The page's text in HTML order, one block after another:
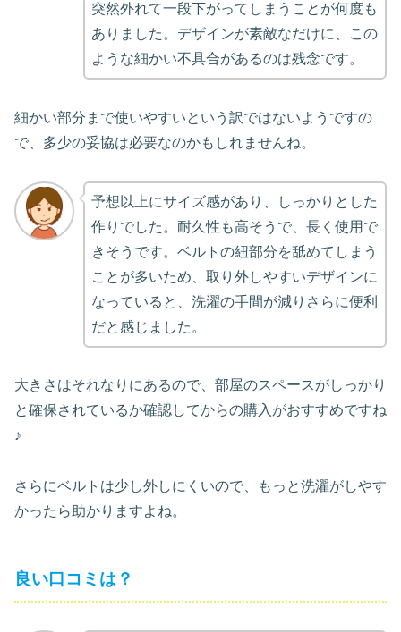
突然外れて一段下がってしまうことが何度も
ありました。デザインが素敵なだけに、この
ような細かい不具合があるのは残念です。
細かい部分まで使いやすいという訳ではないようですの
で、多少の妥協は必要なのかもしれませんね。
予想以上にサイズ感があり、しっかりとした
作りでした。耐久性も高そうで、長く使用で
きそうです。ベルトの紐部分を舐めてしまう
ことが多いため、取り外しやすいデザインに
なっていると、洗濯の手間が減りさらに便利
だと感じました。
大きさはそれなりにあるので、部屋のスペースがしっかり
と確保されているか確認してからの購入がおすすめですね
♪
さらにベルトは少し外しにくいので、もっと洗濯がしやす
かったら助かりますよね。
良い口コミは？